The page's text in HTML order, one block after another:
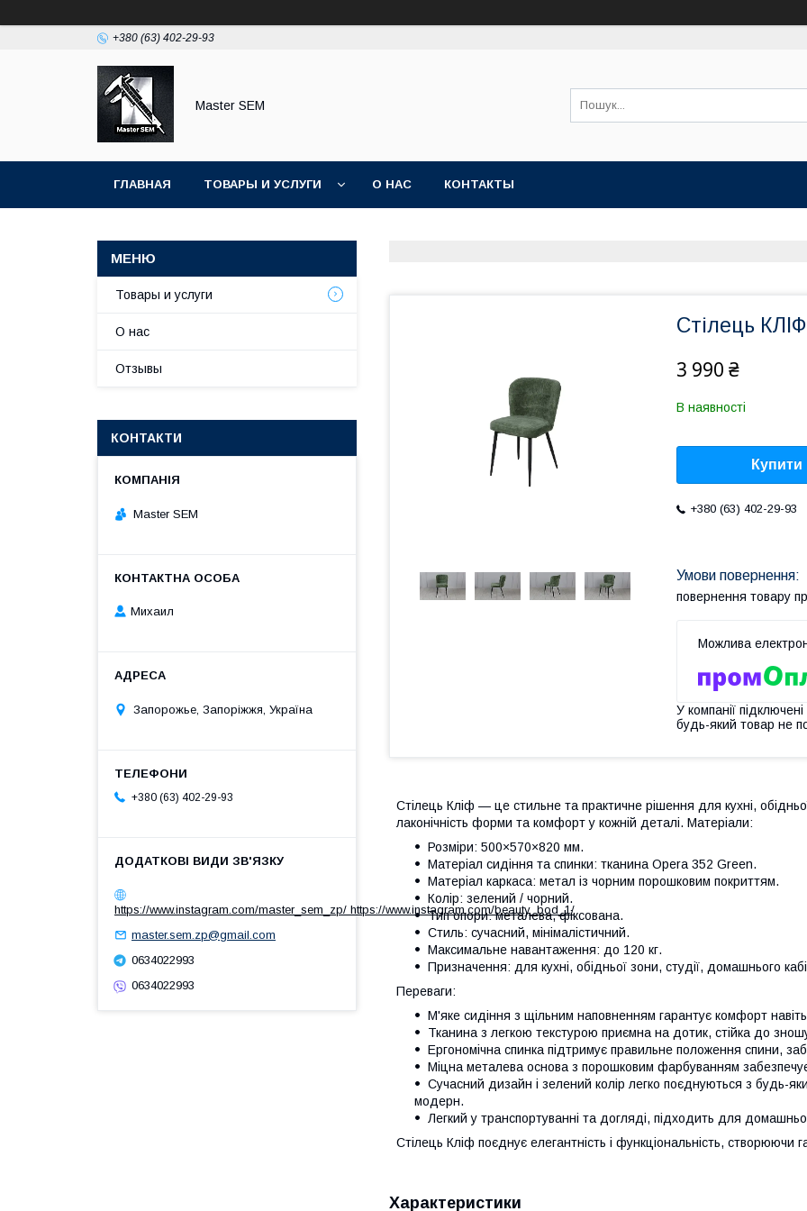
+380 (63) 402-29-93
Master SEM
ГЛАВНАЯ ТОВАРЫ И УСЛУГИ О НАС КОНТАКТЫ
Стілець
3 990 ₴
В наявності
Купити
+380 (63) 402-29-93
повернення товару
У компанії
будь-який товар не
Стілець Кліф — це стильне та практичне рішення для кухні,
лаконічність форми та комфорт у кожній деталі. Матеріали:
Розміри: 500×570×820 мм.
Матеріал сидіння та спинки: тканина Opera 352 Green.
Матеріал каркаса: метал із чорним порошковим покриттям.
Колір: зелений / чорний.
Тип опори: металева, фіксована.
Стиль: сучасний, мінімалістичний.
Максимальне навантаження: до 120 кг.
Призначення: для кухні, обідньої зони, студії, домашнього
Переваги:
М'яке сидіння з щільним наповненням гарантує комфорт
Тканина з легкою текстурою приємна на дотик, стійка до
Ергономічна спинка підтримує правильне положення спини,
Міцна металева основа з порошковим фарбуванням забезпечує
Сучасний дизайн і зелений колір легко поєднуються з будь-
модерн.
Легкий у транспортуванні та догляді, підходить для
Стілець Кліф поєднує елегантність і функціональність, створюючи
Характеристики
Товары и услуги
О нас
Отзывы
КОНТАКТИ
Master SEM
Михаил
Запорожье, Запоріжжя, Україна
+380 (63) 402-29-93
https://www.instagram.com/master_sem_zp/ https://www.instagram.com/beauty_bod_1/
master.sem.zp@gmail.com
0634022993
0634022993